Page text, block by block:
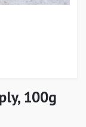
100g